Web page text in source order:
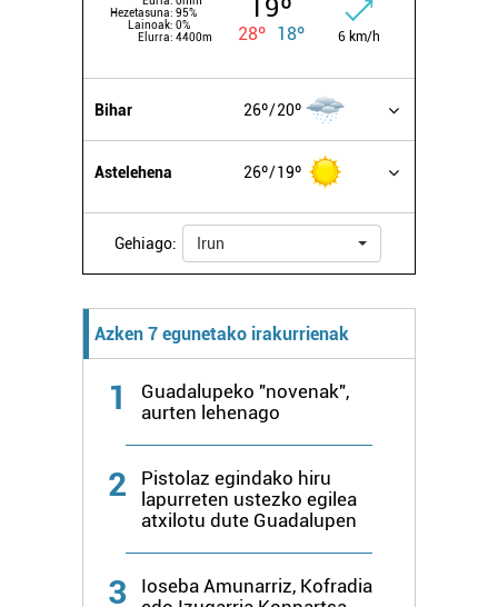
Hezetasuna: 95%
Lainoak: 0%
Elurra: 4400m
19º
28º 18º 6 km/h
Bihar 26º 20º
Astelehena 26º 19º
Gehiago: Irun
Azken 7 egunetako irakurrienak
1
Guadalupeko "novenak",
aurten lehenago
2
Pistolaz egindako hiru
lapurreten ustezko egilea
atxilotu dute Guadalupen
3
Ioseba Amunarriz, Kofradia